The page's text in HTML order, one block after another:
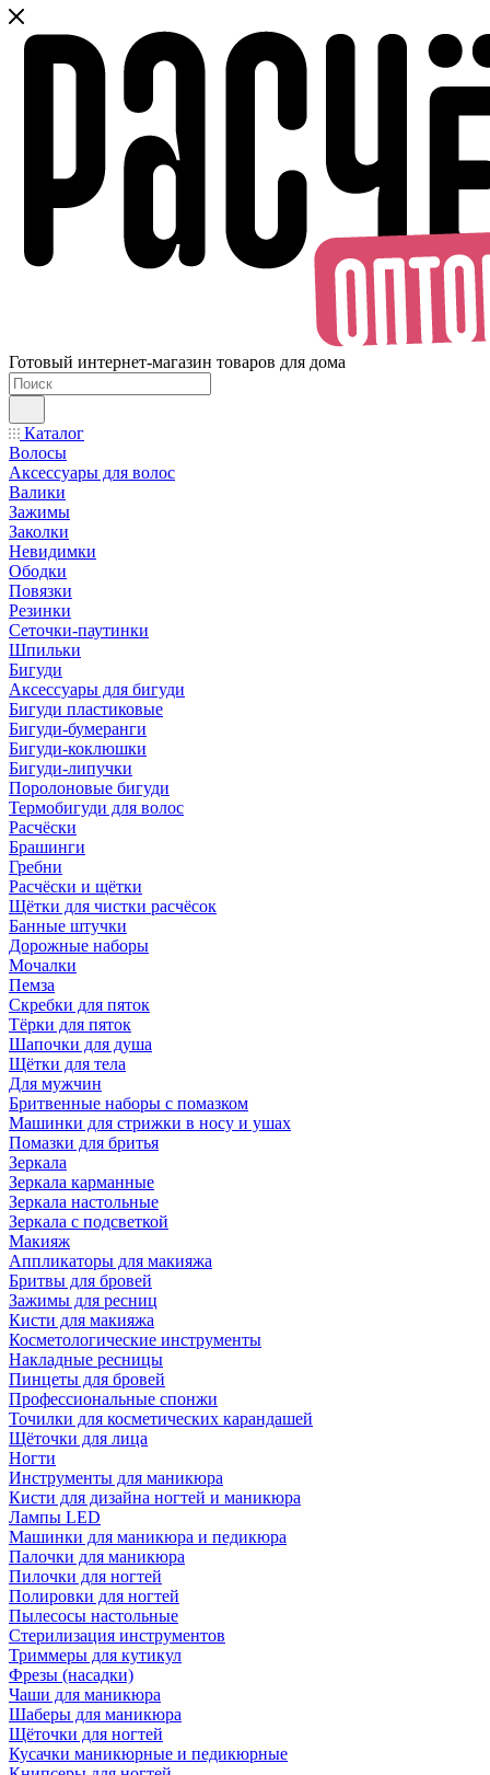
Готовый интернет-магазин товаров для дома
Каталог
Волосы
Аксессуары для волос
Валики
Зажимы
Заколки
Невидимки
Ободки
Повязки
Резинки
Сеточки-паутинки
Шпильки
Бигуди
Аксессуары для бигуди
Бигуди пластиковые
Бигуди-бумеранги
Бигуди-коклюшки
Бигуди-липучки
Поролоновые бигуди
Термобигуди для волос
Расчёски
Брашинги
Гребни
Расчёски и щётки
Щётки для чистки расчёсок
Банные штучки
Дорожные наборы
Мочалки
Пемза
Скребки для пяток
Тёрки для пяток
Шапочки для душа
Щётки для тела
Для мужчин
Бритвенные наборы с помазком
Машинки для стрижки в носу и ушах
Помазки для бритья
Зеркала
Зеркала карманные
Зеркала настольные
Зеркала с подсветкой
Макияж
Аппликаторы для макияжа
Бритвы для бровей
Зажимы для ресниц
Кисти для макияжа
Косметологические инструменты
Накладные ресницы
Пинцеты для бровей
Профессиональные спонжи
Точилки для косметических карандашей
Щёточки для лица
Ногти
Инструменты для маникюра
Кисти для дизайна ногтей и маникюра
Лампы LED
Машинки для маникюра и педикюра
Палочки для маникюра
Пилочки для ногтей
Полировки для ногтей
Пылесосы настольные
Стерилизация инструментов
Триммеры для кутикул
Фрезы (насадки)
Чаши для маникюра
Шаберы для маникюра
Щёточки для ногтей
Кусачки маникюрные и педикюрные